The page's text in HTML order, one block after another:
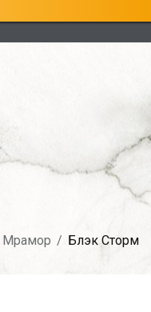
Мрамор / Блэк Сторм